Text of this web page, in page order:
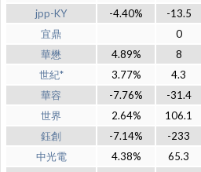
jpp-KY
-4.40% -13.5
宜鼎
0
華懋
4.89% 8
世紀*
3.77% 4.3
華容
-7.76% -31.4
世界
2.64% 106.1
鈺創
-7.14% -233
中光電
4.38% 65.3